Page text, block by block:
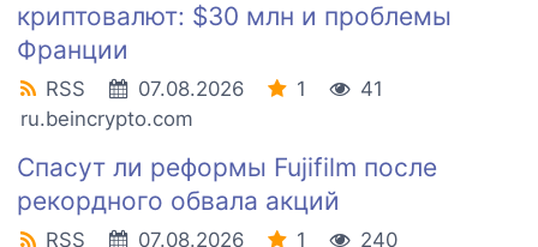
криптовалют: $30 млн и проблемы
Франции
RSS 07.08.2026 1
41
ru.beincrypto.com
Спасут ли реформы Fujifilm после
рекордного обвала акций
RSS 07.08.2026 1 240